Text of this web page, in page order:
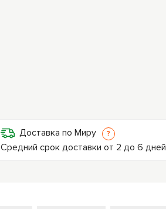
Доставка по Миру ?
Средний срок доставки от 2 до 6 дней